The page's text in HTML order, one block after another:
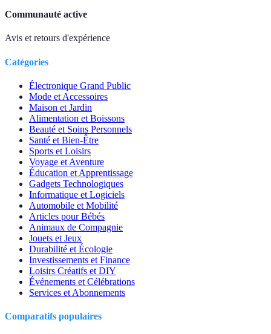
Communauté active
Avis et retours d'expérience
Catégories
Électronique Grand Public
Mode et Accessoires
Maison et Jardin
Alimentation et Boissons
Beauté et Soins Personnels
Santé et Bien-Être
Sports et Loisirs
Voyage et Aventure
Éducation et Apprentissage
Gadgets Technologiques
Informatique et Logiciels
Automobile et Mobilité
Articles pour Bébés
Animaux de Compagnie
Jouets et Jeux
Durabilité et Écologie
Investissements et Finance
Loisirs Créatifs et DIY
Événements et Célébrations
Services et Abonnements
Comparatifs populaires